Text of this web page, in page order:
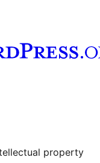
property